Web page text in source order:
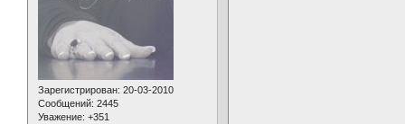
Зарегистрирован: 20-03-2010
Сообщений: 2445
Уважение: +351